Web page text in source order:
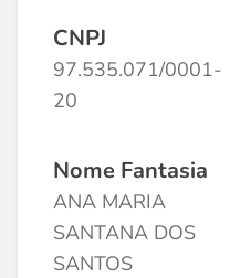
CNPJ
97.535.071/0001-
20
Nome Fantasia
ANA MARIA
SANTANA DOS
SANTOS